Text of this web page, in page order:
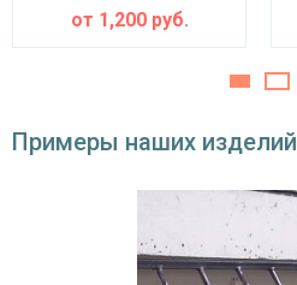
от 1,200руб.
Примеры наших изделий